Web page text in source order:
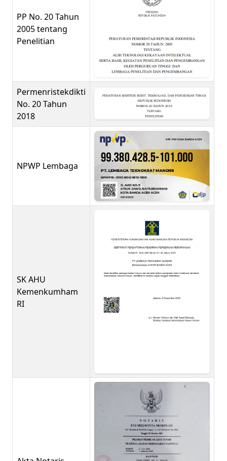
PP No. 20 Tahun
2005 tentang
Penelitian
Permenristekdikti
No. 20 Tahun
2018
NPWP Lembaga
SK AHU
Kemenkumham
RI